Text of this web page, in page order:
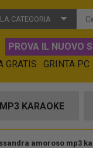
CATEGORIA
PROVA IL NUOVO
GRATIS
GRINTA PC
MP3 KARAOKE
amoroso mp3